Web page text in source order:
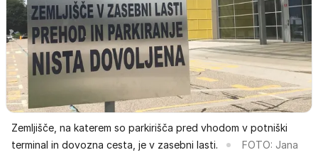
Zemljišče, na katerem so parkirišča pred vhodom v potniški
terminal in dovozna cesta, je v zasebni lasti.
FOTO: Jana